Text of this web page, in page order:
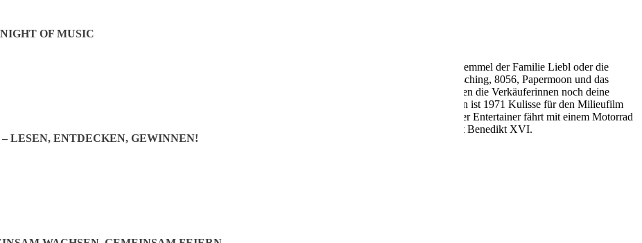
OF MUSIC
LESEN, ENTDECKEN, GEWINNEN!
einen festen Platz im kollektiven Gedächtnis ihrer ehemaligen Schüler, genauso wie die Schokokuss-Semmel der Familie Liebl oder die
auf der Kurt-Kittel-Ring-Brücke, die unzähligen Gullideckel auf der Echinger Straße, der Pfarrsching, 8056, Papermoon und das
zur Sprache oder „Idefix“, der für den korrekten Schwimmstil kleiner Badenixen sorgt. „Beim Zeiler haben die Verkäuferinnen noch deine
warst“, erinnert sich Natascha S. Sogar die A-Prominenz findet ihren Weg nach Neufahrn. Fürholzen ist 1971 Kulisse für den Milieufilm
und Friedrich von Thun. Mitte der Siebziger Jahre tanzt Michael M. zu Thomas Gottschalks Platten. Der Entertainer fährt mit einem Motorrad
erhalten ein paar Jahre später das Sakrament durch Erzbischof „Sepp Ratzinger“, den späteren Papst Benedikt XVI.